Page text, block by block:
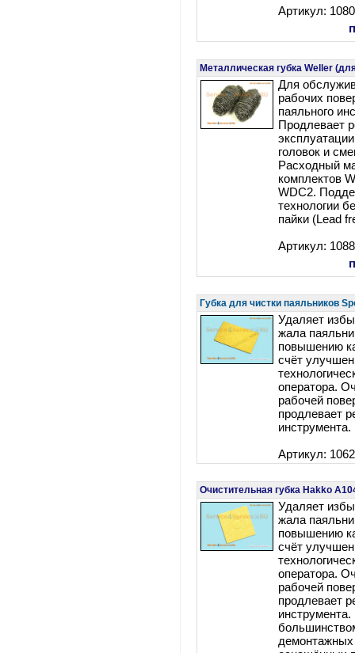
Артикул:
Металлическая губка Weller
Для
рабочих
паяльного
Продлевает
головок и
Расходный
комплектов
WDC2.
технологии
пайки (Lead
Артикул:
Губка для чистки паяльников
Удаляет
жала
повышению
счёт
оператора.
рабочей
продлевает
инструмента.
Артикул:
Очистительная губка Hakko
Удаляет
жала
повышению
счёт
оператора.
рабочей
продлевает